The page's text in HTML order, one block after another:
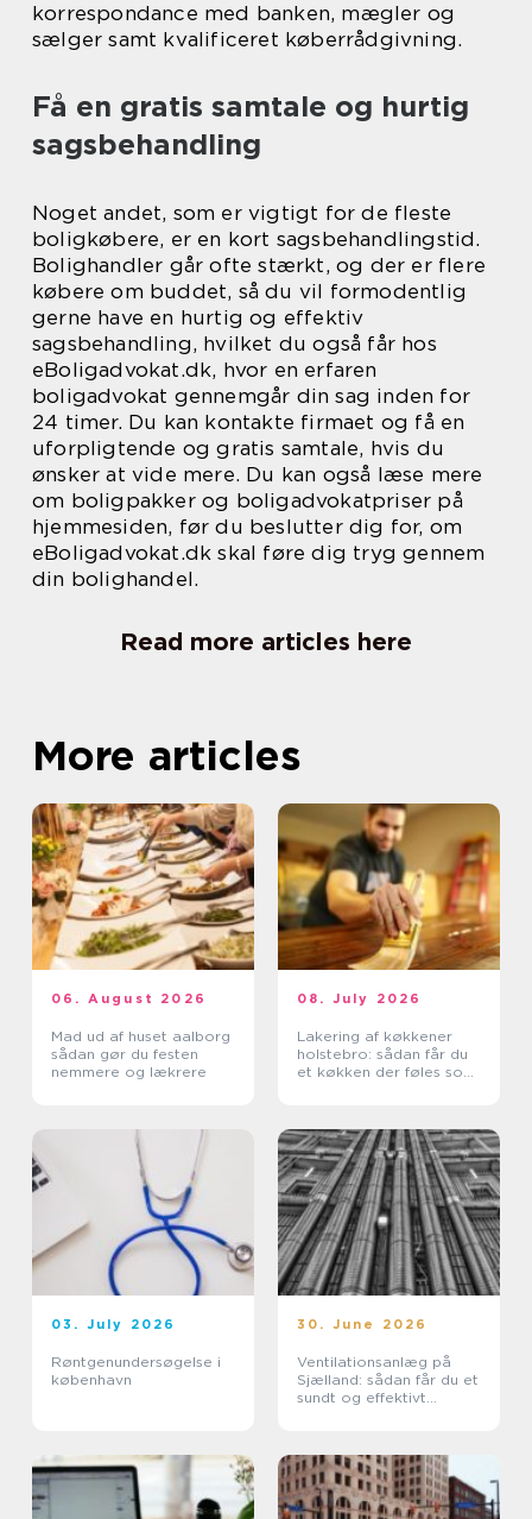
korrespondance med banken, mægler og
sælger samt kvalificeret køberrådgivning.
Få en gratis samtale og hurtig
sagsbehandling
Noget andet, som er vigtigt for de fleste
boligkøbere, er en kort sagsbehandlingstid.
Bolighandler går ofte stærkt, og der er flere
købere om buddet, så du vil formodentlig
gerne have en hurtig og effektiv
sagsbehandling, hvilket du også får hos
eBoligadvokat.dk, hvor en erfaren
boligadvokat gennemgår din sag inden for
24 timer. Du kan kontakte firmaet og få en
uforpligtende og gratis samtale, hvis du
ønsker at vide mere. Du kan også læse mere
om boligpakker og boligadvokatpriser på
hjemmesiden, før du beslutter dig for, om
eBoligadvokat.dk skal føre dig tryg gennem
din bolighandel.
Read more articles here
More articles
06. August 2026
Mad ud af huset aalborg
sådan gør du festen
nemmere og lækrere
08. July 2026
Lakering af køkkener
holstebro: sådan får du
et køkken der føles som
03. July 2026
Røntgenundersøgelse i
københavn
30. June 2026
Ventilationsanlæg på
Sjælland: sådan får du et
sundt og effektivt